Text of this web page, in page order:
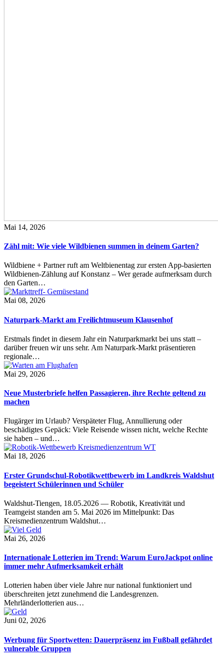
Mai 14, 2026
Zähl mit: Wie viele Wildbienen summen in deinem Garten?
Wildbiene + Partner ruft am Weltbienentag zur ersten App-basierten
Wildbienen-Zählung auf Konstanz – Wer gerade aufmerksam durch
den Garten…
Mai 08, 2026
Naturpark-Markt am Freilichtmuseum Klausenhof
Erstmals findet in diesem Jahr ein Naturparkmarkt bei uns statt –
darüber freuen wir uns sehr. Am Naturpark-Markt präsentieren
regionale…
Mai 29, 2026
Neue Musterbriefe helfen Passagieren, ihre Rechte geltend zu
machen
Flugärger im Urlaub? Verspäteter Flug, Annullierung oder
beschädigtes Gepäck: Viele Reisende wissen nicht, welche Rechte
sie haben – und…
Mai 18, 2026
Erster Grundschul-Robotikwettbewerb im Landkreis Waldshut
begeistert Schülerinnen und Schüler
Waldshut-Tiengen, 18.05.2026 — Robotik, Kreativität und
Teamgeist standen am 5. Mai 2026 im Mittelpunkt: Das
Kreismedienzentrum Waldshut…
Mai 26, 2026
Internationale Lotterien im Trend: Warum EuroJackpot online
immer mehr Aufmerksamkeit erhält
Lotterien haben über viele Jahre nur national funktioniert und
überschreiten jetzt zunehmend die Landesgrenzen.
Mehrländerlotterien aus…
Juni 02, 2026
Werbung für Sportwetten: Dauerpräsenz im Fußball gefährdet
vulnerable Gruppen